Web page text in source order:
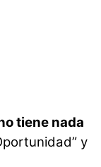
tiene nada
y